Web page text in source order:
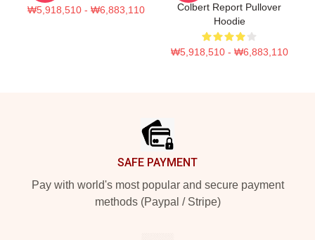
₩5,918,510 - ₩6,883,110
Colbert Report Pullover
Hoodie
₩5,918,510 - ₩6,883,110
SAFE PAYMENT
Pay with world's most popular and secure payment
methods (Paypal / Stripe)